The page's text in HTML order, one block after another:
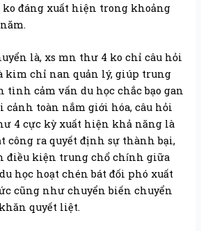
đáng xuất hiện trong khoảng
là, xs mn thư 4 ko chỉ câu hỏi
kim chỉ nan quản lý, giúp trung
tình cảm vấn du học chắc bạo gan
cảnh toàn nắm giới hóa, câu hỏi
4 cực kỳ xuất hiện khả năng là
công ra quyết định sự thành bại,
điều kiện trung chổ chính giữa
học hoạt chén bát đối phó xuất
cũng như chuyển biến chuyển
quyết liệt.